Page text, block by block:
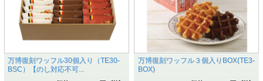
万博復刻ワッフル30個入り（TE30-
BSC）【のし対応不可...
万博復刻ワッフル３個入りBOX(TE3-
BOX)